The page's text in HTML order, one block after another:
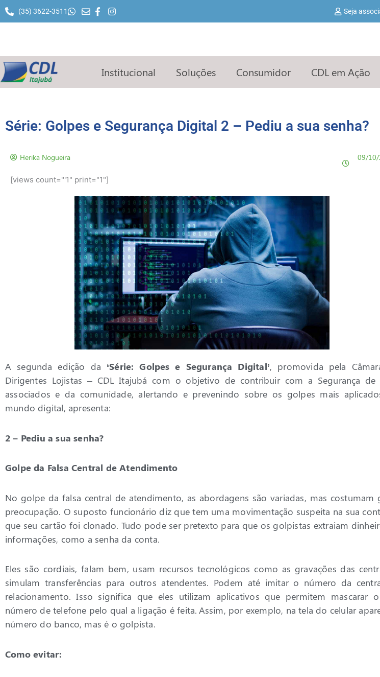
para
(35) 3622-3511 Seja
Institucional Soluções Consumidor CDL em Ação
Série: Golpes e Segurança Digital 2 – Pediu a sua senha?
Herika Nogueira
[views count="'1" print="1"]
09/
A segunda edição da ‘Série: Golpes e Segurança Digital’, promovida pela
Dirigentes Lojistas – CDL Itajubá com o objetivo de contribuir com a Segurança de
associados e da comunidade, alertando e prevenindo sobre os golpes mais
mundo digital, apresenta:
2 – Pediu a sua senha?
Golpe da Falsa Central de Atendimento
No golpe da falsa central de atendimento, as abordagens são variadas, mas costumam
preocupação. O suposto funcionário diz que tem uma movimentação suspeita na sua
que seu cartão foi clonado. Tudo pode ser pretexto para que os golpistas extraiam
informações, como a senha da conta.
Eles são cordiais, falam bem, usam recursos tecnológicos como as gravações das
simulam transferências para outros atendentes. Podem até imitar o número da
relacionamento. Isso significa que eles utilizam aplicativos que permitem mascarar
número de telefone pelo qual a ligação é feita. Assim, por exemplo, na tela do celular
número do banco, mas é o golpista.
Como evitar: